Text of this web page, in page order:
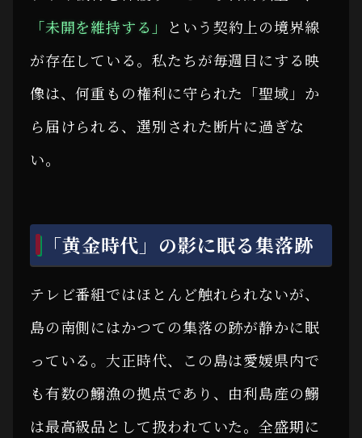
「未開を維持する」
という契約上の境界線
が存在している。私たちが毎週目にする映
像は、何重もの権利に守られた「聖域」か
ら届けられる、選別された断片に過ぎな
い。
「黄金時代」の影に眠る集落跡
テレビ番組ではほとんど触れられないが、
島の南側にはかつての集落の跡が静かに眠
っている。大正時代、この島は愛媛県内で
も有数の鰯漁の拠点であり、由利島産の鰯
は最高級品として扱われていた。全盛期に